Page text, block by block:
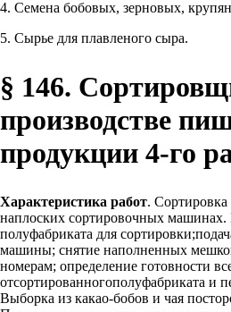
4. Семена бобовых, зерновых,
5. Сырье для плавленого сыра.
§ 146.
производстве
продукции 4-го
Характеристика работ. Сортировка
наплоских сортировочных машинах.
полуфабриката для
машины; снятие наполненных
номерам; определение готовности
отсортированногополуфабриката и
Выборка из какао-бобов и чая